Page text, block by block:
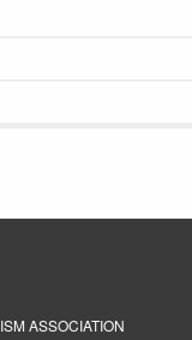
ASSOCIATION